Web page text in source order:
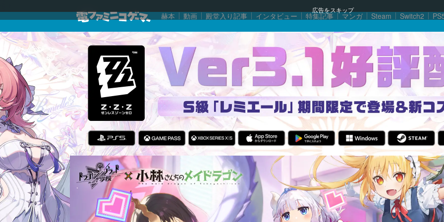
広告をスキップ
赫本 動画 殿堂入り記事 インタビュー 特集記事 マンガ Steam Switch2